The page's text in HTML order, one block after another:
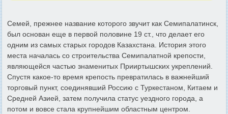
Семей, прежнее название которого звучит как Семипалатинск,
был основан еще в первой половине 19 ст., что делает его
одним из самых старых городов Казахстана. История этого
места началась со строительства Семипалатной крепости,
являющейся частью знаменитых Прииртышских укреплений.
Спустя какое-то время крепость превратилась в важнейший
торговый пункт, соединявший Россию с Туркестаном, Китаем и
Средней Азией, затем получила статус уездного города, а
потом и вовсе стала крупнейшим областным центром.